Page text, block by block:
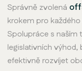
Správně zvolená
krokem pro
Spolupráce s naším
legislativních
efektivně rozvíjet